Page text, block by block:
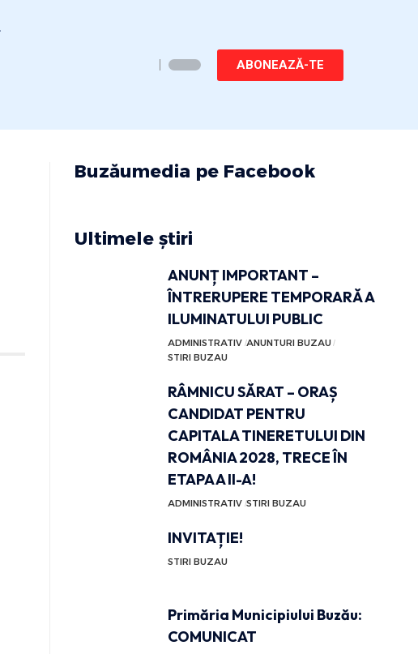
ABONEAZĂ-TE
Buzăumedia pe Facebook
Ultimele știri
ANUNȚ IMPORTANT –
ÎNTRERUPERE TEMPORARĂ A
ILUMINATULUI PUBLIC
ADMINISTRATIV ANUNTURI BUZAU
STIRI BUZAU
RÂMNICU SĂRAT – ORAȘ
CANDIDAT PENTRU
CAPITALA TINERETULUI DIN
ROMÂNIA 2028, TRECE ÎN
ETAPA A II-A!
ADMINISTRATIV STIRI BUZAU
INVITAȚIE!
STIRI BUZAU
Primăria Municipiului Buzău:
COMUNICAT